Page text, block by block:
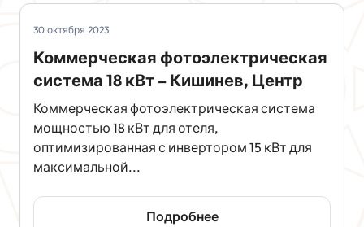
30 октября 2023
Коммерческая фотоэлектрическая
система 18 кВт – Кишинев, Центр
Коммерческая фотоэлектрическая система
мощностью 18 кВт для отеля,
оптимизированная с инвертором 15 кВт для
максимальной...
Подробнее